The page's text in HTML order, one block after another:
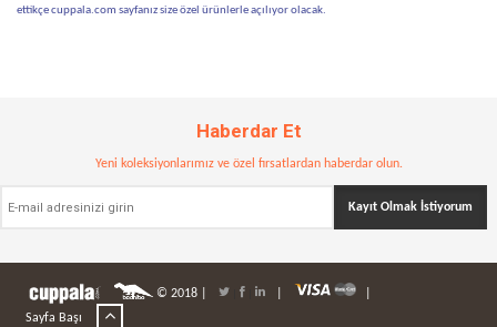
ettikçe cuppala.com sayfanız size özel ürünlerle açılıyor olacak.
Haberdar Et
Yeni koleksiyonlarımız ve özel fırsatlardan haberdar olun.
© 2018 | | |
Sayfa Başı